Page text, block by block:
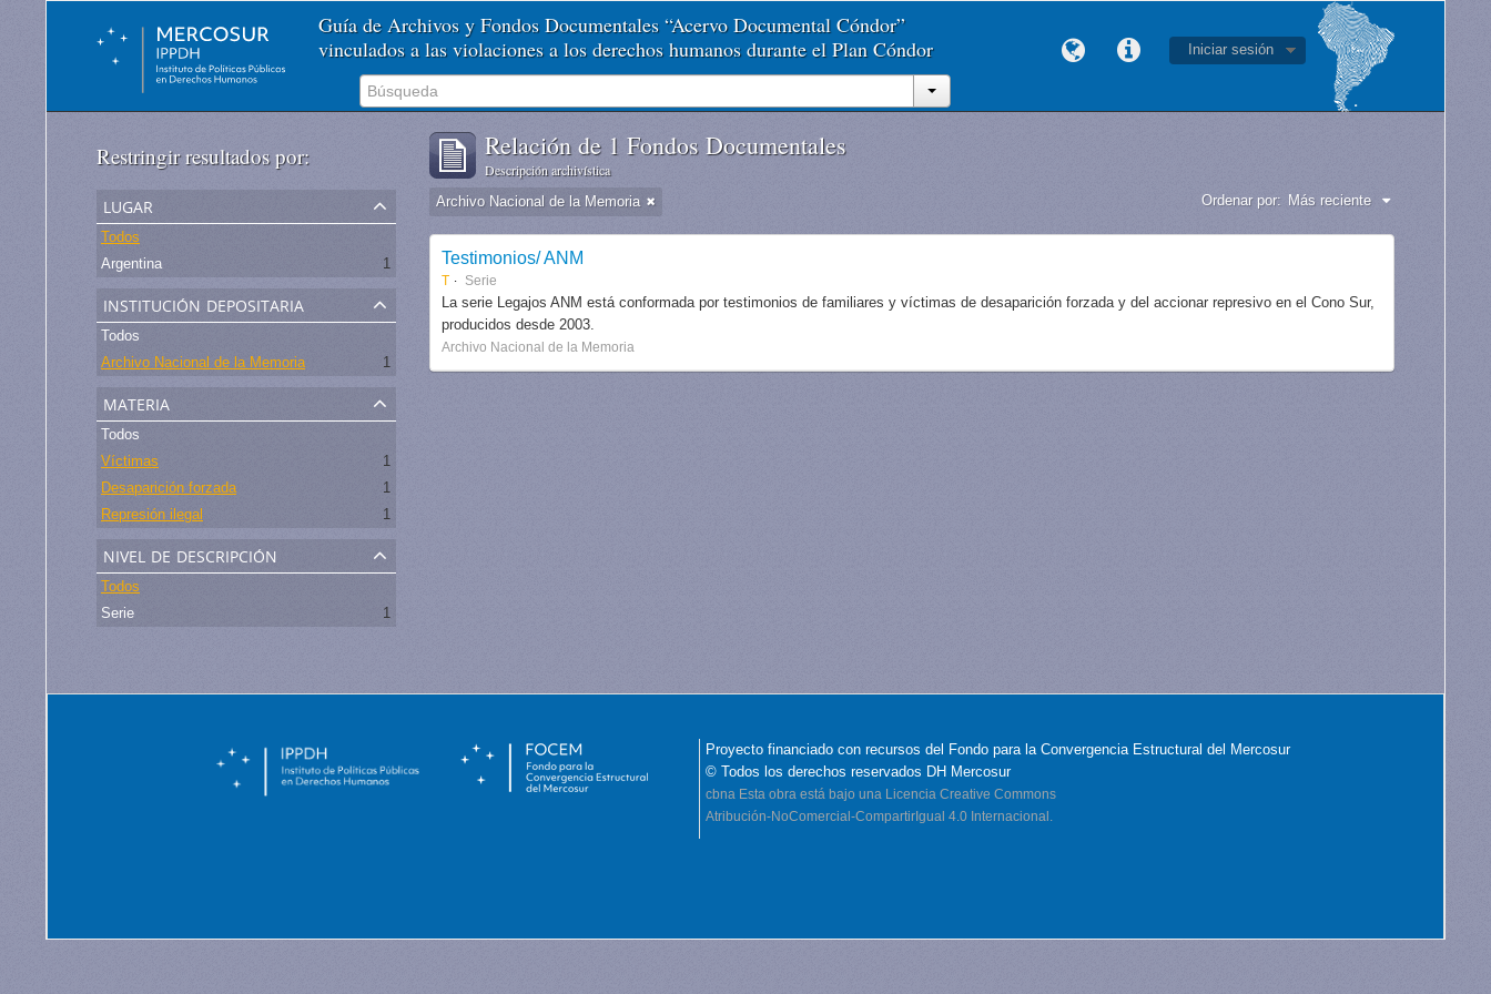
Guía de Archivos y Fondos Documentales “Acervo Documental Cóndor”
vinculados a las violaciones a los derechos humanos durante el Plan Cóndor
Iniciar sesión
Restringir resultados por:
lugar
Todos
Argentina
1
institución depositaria
Todos
Archivo Nacional de la Memoria
1
materia
Todos
Víctimas
1
Desaparición forzada
1
Represión ilegal
1
nivel de descripción
Todos
Serie
1
Relación de 1 Fondos Documentales
Descripción archivística
Archivo Nacional de la Memoria Ordenar por: Más reciente
Testimonios/ ANM
T Serie
La serie Legajos ANM está conformada por testimonios de familiares y víctimas de desaparición forzada y del accionar represivo en el Cono Sur,
producidos desde 2003.
Archivo Nacional de la Memoria
Proyecto financiado con recursos del Fondo para la Convergencia Estructural del Mercosur
© Todos los derechos reservados DH Mercosur
cbna Esta obra está bajo una Licencia Creative Commons
Atribución-NoComercial-CompartirIgual 4.0 Internacional.